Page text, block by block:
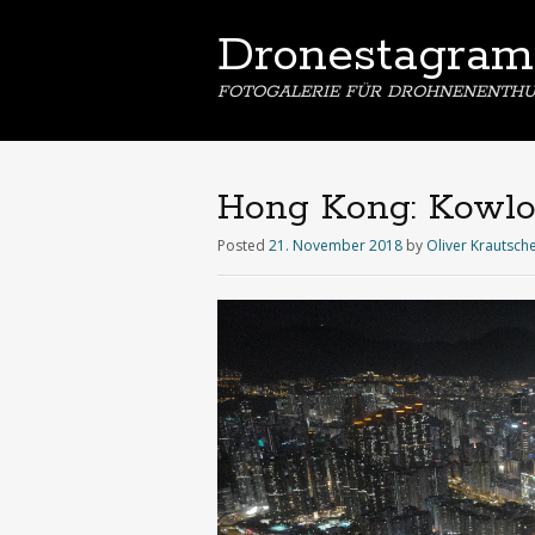
Dronestagram
FOTOGALERIE FÜR
Hong Kong:
Posted 21. November 2018 by Oliver